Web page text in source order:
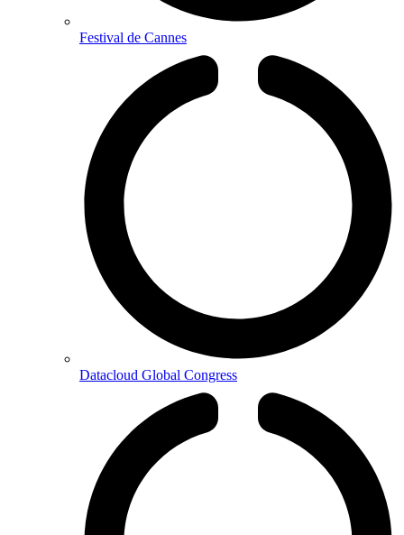
Festival de Cannes
Datacloud Global Congress